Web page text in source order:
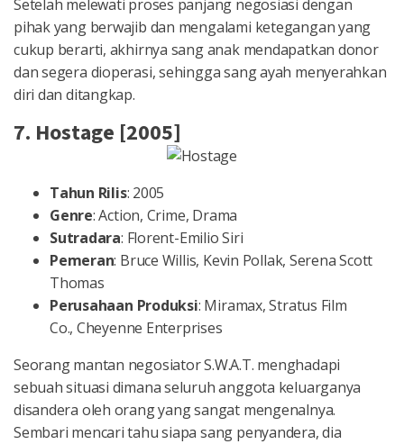
Setelah melewati proses panjang negosiasi dengan
pihak yang berwajib dan mengalami ketegangan yang
cukup berarti, akhirnya sang anak mendapatkan donor
dan segera dioperasi, sehingga sang ayah menyerahkan
diri dan ditangkap.
7. Hostage [2005]
Tahun Rilis: 2005
Genre: Action, Crime, Drama
Sutradara: Florent-Emilio Siri
Pemeran: Bruce Willis, Kevin Pollak, Serena Scott
Thomas
Perusahaan Produksi: Miramax, Stratus Film
Co., Cheyenne Enterprises
Seorang mantan negosiator S.W.A.T. menghadapi
sebuah situasi dimana seluruh anggota keluarganya
disandera oleh orang yang sangat mengenalnya.
Sembari mencari tahu siapa sang penyandera, dia